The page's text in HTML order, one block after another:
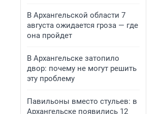
В Архангельской области 7
августа ожидается гроза — где
она пройдет
В Архангельске затопило
двор: почему не могут решить
эту проблему
Павильоны вместо стульев: в
Архангельске появились 12